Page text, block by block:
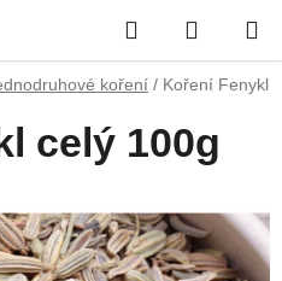
Hledat
KOŠÍK
koření / Koření Fenykl
celý 100g